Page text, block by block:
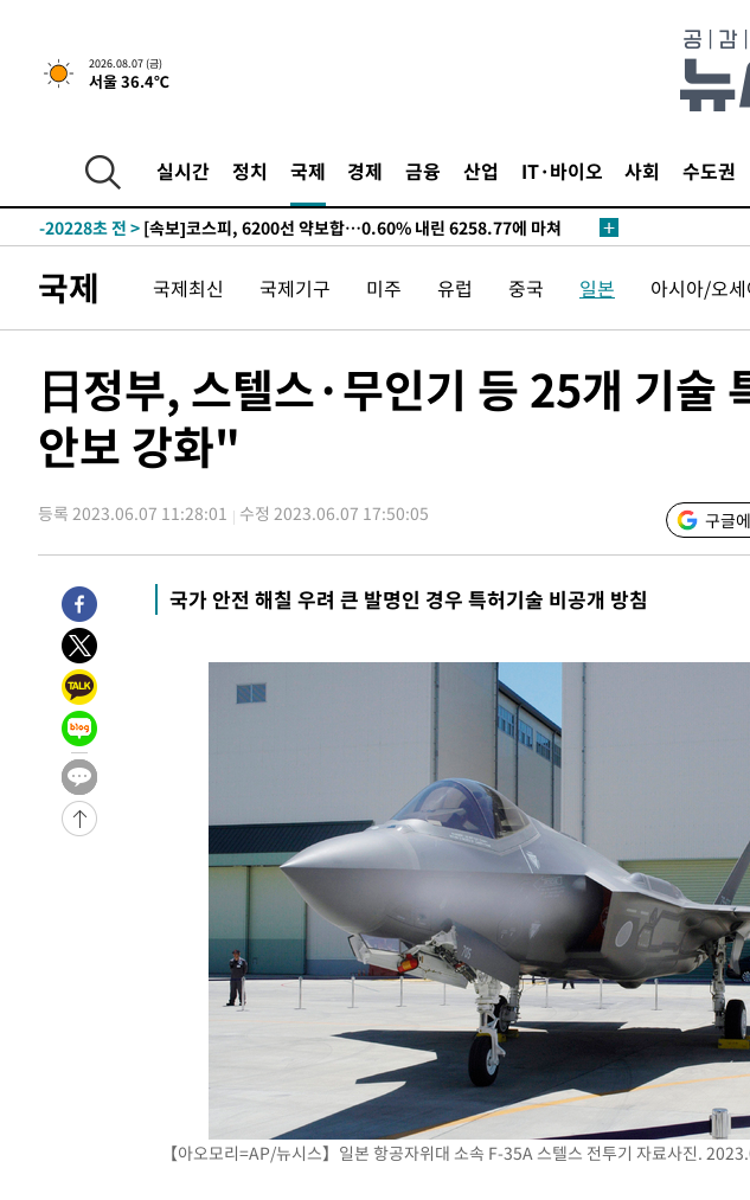
2026.08.07 (금)
서울 36.4℃
실시간 정치 국제 경제 금융 산업 IT·바이오 사회 수도권
갈 수도
-26126초 전 >낮 최고 37도 찜통더위…곳곳 소나기·강원 많은 비[내일날씨]
-24432초 전 >SK하이닉스, 용인·청주 팹에 54조 투자…"AI 메모리 수요 선제 대
-20541초 전 >
외국인 심판 성 접대 7경기 들여다보니…한국 축구 '5승 2무'
-20275초 전 >
-20228초 전 > [속보]코스피, 6200선 약보합…0.60% 내린 6258.77에 마쳐
-20097초 전 >
[속보] 노원서 40.1도 관측…서울, 2018년 이후 첫 40도
-17187초 전 >[속보]종합특검, '계엄 수용공간 확보' 신용해 前교정본부장 기소
-16031초 전 >11시간 압수수색에 성접대 파문까지…'쑥대밭' 된 축구협회
-15053초 전 >[속보]규제합리화위원회 부위원장에 김태유 서울대 공대 교수…이
병태 후임
-11411초 전 >[속보]국힘 윤리위, '돌려차기 발언' 진종오·서범수 징계 절차 개시
-3896초 전 >[속보]'채상병 순직 책임' 임성근, 항소심도 징역 3년
-3762초 전 >[속보]종합특검, '관저이전 봐주기 감사' 유병호 구속기소
-362초 전 >
민주 콩고 에볼라환자 4천명 돌파, 4053명 발생 1850명 사망
-28248초 전 >
-28212초 전 >
[속보]이 대통령, '호우피해' 안동·의성 관할 4개 면 특별재난지역
선포
-28175초 전 >
[단독]중수청 지원 검사들, 정원 초과 시 낮은 계급 임용…희망지 못
갈 수도
-26146초 전 >
낮 최고 37도 찜통더위…곳곳 소나기·강원 많은 비[내일날씨]
-24452초 전 >
SK하이닉스, 용인·청주 팹에 54조 투자…"AI 메모리 수요 선제 대
응"
-21308초 전 >
여자배구 이재영·이다영 자매, 아제르바이잔 투란VC 입단
-20561초 전 >
외국인 심판 성 접대 7경기 들여다보니…한국 축구 '5승 2무'
[속보]코스닥, 2.86포인트(0.36%) 내린 798.81마감
[속보]코스피, 6200선 약보합…0.60% 내린 6258.77에 마쳐
[속보]원·달러 환율, 7.7원 내린 1416.1원 마감
[속보] 노원서 40.1도 관측…서울, 2018년 이후 첫 40도
[속보]종합특검, '계엄 수용공간 확보' 신용해 前교정본부장 기소
외신들도 주목한 韓축구 파문…"국민적 공분에 수사 재개"
11시간 압수수색에 성접대 파문까지…'쑥대밭' 된 축구협회
[속보]규제합리화위원회 부위원장에 김태유 서울대 공대 교수…이
[속보]국힘 윤리위, '돌려차기 발언' 진종오·서범수 징계 절차 개시
[속보] 7월 중국 수출 23.9%↑ 수입 27.5%↑…무역총액 25.3%↑
국제 국제최신 국제기구 미주 유럽 중국 일본 아시아/오
日정부, 스텔스·무인기 등 25개 기
안보 강화"
등록 2023.06.07 11:28:01 수정 2023.06.07 17:50:05 구글
국가 안전 해칠 우려 큰 발명인 경우 특허기술 비공개 방침
【아오모리=AP/뉴시스】일본 항공자위대 소속 F-35A 스텔스 전투기 자료사진.